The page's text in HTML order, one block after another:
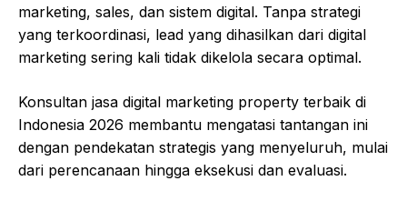
marketing, sales, dan sistem digital. Tanpa strategi
yang terkoordinasi, lead yang dihasilkan dari digital
marketing sering kali tidak dikelola secara optimal.
Konsultan jasa digital marketing property terbaik di
Indonesia 2026 membantu mengatasi tantangan ini
dengan pendekatan strategis yang menyeluruh, mulai
dari perencanaan hingga eksekusi dan evaluasi.